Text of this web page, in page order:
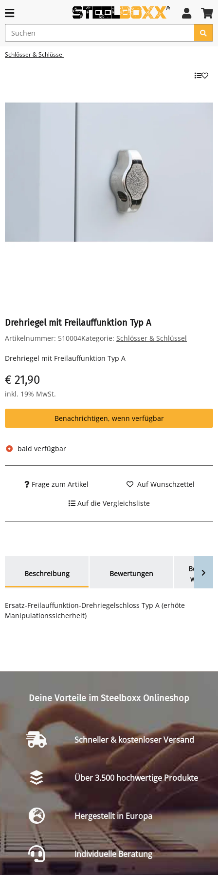
Schlösser & Schlüssel
Drehriegel mit Freilauffunktion Typ A
Artikelnummer: 510004Kategorie: Schlösser & Schlüssel
Drehriegel mit Freilauffunktion Typ A
€ 21,90
inkl. 19% MwSt.
Benachrichtigen, wenn verfügbar
bald verfügbar
Frage zum Artikel Auf Wunschzettel
Auf die Vergleichsliste
Beschreibung
Bewertungen
wenn
Ersatz-Freilauffunktion-Drehriegelschloss Typ A (erhöte
Manipulationssicherheit)
Deine Vorteile im Steelboxx Onlineshop
Schneller & kostenloser Versand
Über 3.500 hochwertige Produkte
Hergestellt in Europa
Individuelle Beratung